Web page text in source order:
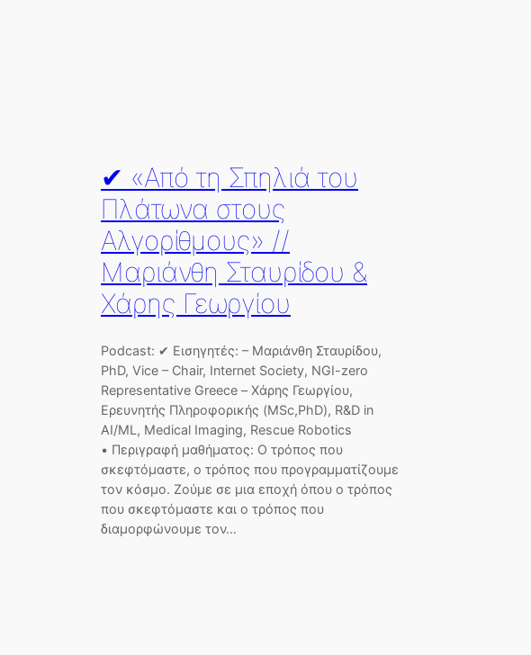
✔ «Από τη Σπηλιά του
Πλάτωνα στους
Αλγορίθμους» //
Μαριάνθη Σταυρίδου &
Χάρης Γεωργίου
Podcast: ✔ Εισηγητές: – Μαριάνθη Σταυρίδου,
PhD, Vice – Chair, Internet Society, NGI-zero
Representative Greece – Χάρης Γεωργίου,
Ερευνητής Πληροφορικής (MSc,PhD), R&D in
AI/ML, Medical Imaging, Rescue Robotics
• Περιγραφή μαθήματος: Ο τρόπος που
σκεφτόμαστε, ο τρόπος που προγραμματίζουμε
τον κόσμο. Ζούμε σε μια εποχή όπου ο τρόπος
που σκεφτόμαστε και ο τρόπος που
διαμορφώνουμε τον…